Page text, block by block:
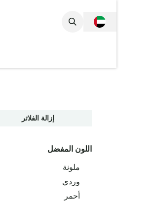
إزالة الفلاتر
اللون المفضل
ملونة
وردي
أحمر